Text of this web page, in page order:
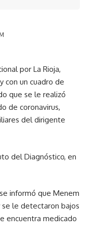
por La Rioja,
con un cuadro de
que se le realizó
de coronavirus,
del dirigente
del Diagnóstico, en
informó que Menem
le detectaron bajos
encuentra medicado